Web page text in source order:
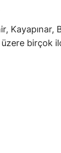
Kayapınar,
birçok